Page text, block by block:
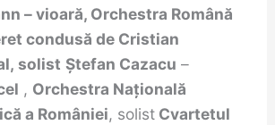
– vioară, Orchestra Română
condusă deCristian
, solist Ștefan Cazacu –
, Orchestra Naţională
a României, solistCvartetul